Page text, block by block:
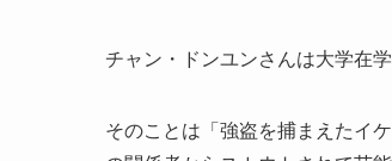
チャン・ドンユンさんは大学在
そのことは「強盗を捕まえたイ